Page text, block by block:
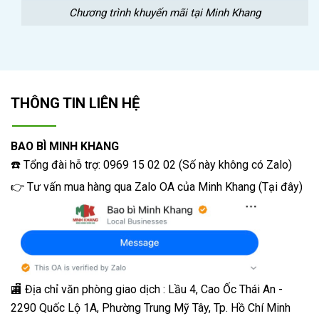
Chương trình khuyến mãi tại Minh Khang
THÔNG TIN LIÊN HỆ
BAO BÌ MINH KHANG
☎️ Tổng đài hỗ trợ: 0969 15 02 02 (Số này không có Zalo)
👉 Tư vấn mua hàng qua Zalo OA của Minh Khang (Tại đây)
🏬 Địa chỉ văn phòng giao dịch : Lầu 4, Cao Ốc Thái An -
2290 Quốc Lộ 1A, Phường Trung Mỹ Tây, Tp. Hồ Chí Minh